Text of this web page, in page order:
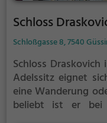
Schloss
Schloßgasse 8, 7540
Schloss
Adelssitz eignet
eine Wanderung
beliebt ist er bei